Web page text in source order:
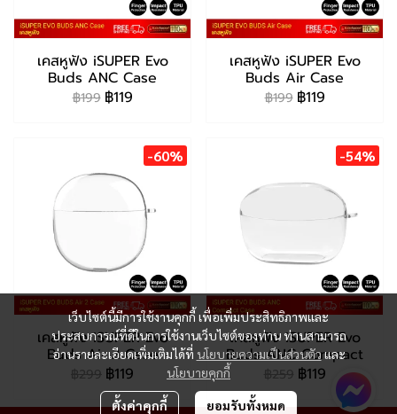
เคสหูฟัง iSUPER Evo
Buds ANC Case
฿199 ฿119
เคสหูฟัง iSUPER Evo
Buds Air Case
฿199 ฿119
-60%
เคสหูฟัง iSUPER Evo
Buds Air 2 Case
฿299 ฿119
-54%
เคสหูฟัง iSUPER Evo
Buds ANC Compact
฿259 ฿119
เว็บไซต์นี้มีการใช้งานคุกกี้ เพื่อเพิ่มประสิทธิภาพและ
ประสบการณ์ที่ดีในการใช้งานเว็บไซต์ของท่าน ท่านสามารถ
อ่านรายละเอียดเพิ่มเติมได้ที่ นโยบายความเป็นส่วนตัวและ
นโยบายคุกกี้
ตั้งค่าคุกกี้ ยอมรับทั้งหมด